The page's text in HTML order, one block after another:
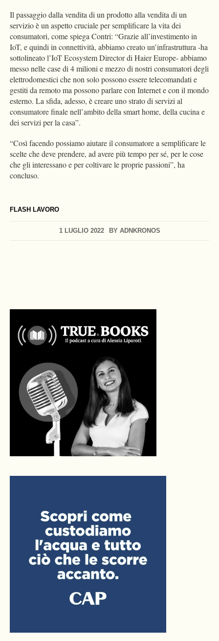
FLASH LAVORO
1 LUGLIO 2022 BY ADNKRONOS
Il passaggio dalla vendita di un prodotto alla vendita di un
servizio è un aspetto cruciale per semplificare la vita dei
consumatori, come spiega Contri: “Grazie all’investimento in
IoT, e quindi in connettività, abbiamo creato un’infrastruttura -ha
sottolineato l’IoT Ecosystem Director di Haier Europe- abbiamo
messo nelle case di 4 milioni e mezzo di nostri consumatori degli
elettrodomestici che non solo possono essere telecomandati e
gestiti da remoto ma possono parlare con Internet e con il mondo
esterno. La sfida, adesso, è creare uno strato di servizi al
consumatore finale nell’ambito della smart home, della cucina e
dei servizi per la casa”.
“Così facendo possiamo aiutare il consumatore a semplificare le
scelte che deve prendere, ad avere più tempo per sé, per le cose
che gli interessano e per coltivare le proprie passioni”, ha
concluso.